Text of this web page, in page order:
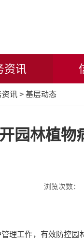
资讯
资讯 > 基层动态
园林植
浏览次数：
理工作，有效防控